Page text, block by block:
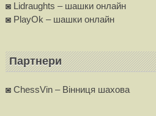
◙ Lidraughts – шашки онлайн
◙ PlayOk – шашки онлайн
Партнери
◙ ChessVin – Вінниця шахова